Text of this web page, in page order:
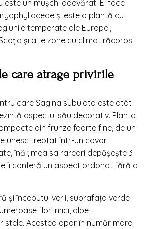
este un mușchi adevărat. El face
și este o plantă cu
temperate ale Europei,
și alte zone cu climat răcoros
care atrage privirile
care Sagina subulata este atât
aspectul său decorativ. Planta
din frunze foarte fine, de un
unesc treptat într-un covor
înălțimea sa rareori depășește 3-
îi conferă un aspect ordonat fără a
și începutul verii, suprafața verde
flori mici, albe,
stele. Acestea apar în număr mare